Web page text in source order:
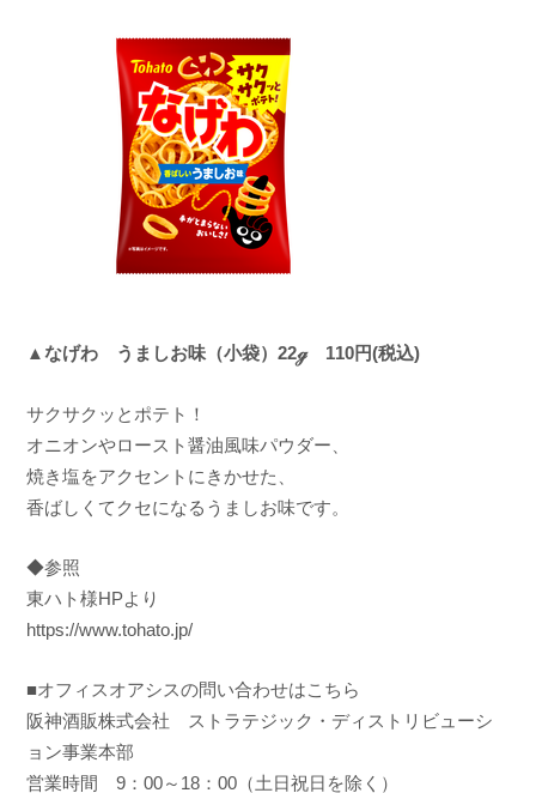
▲なげわ うましお味（小袋）22ℊ 110円(税込)
サクサクッとポテト！
オニオンやロースト醤油風味パウダー、
焼き塩をアクセントにきかせた、
香ばしくてクセになるうましお味です。
◆参照
東ハト様HPより
https://www.tohato.jp/
■オフィスオアシスの問い合わせはこちら
阪神酒販株式会社 ストラテジック・ディストリビューシ
ョン事業本部
営業時間 9：00～18：00（土日祝日を除く）